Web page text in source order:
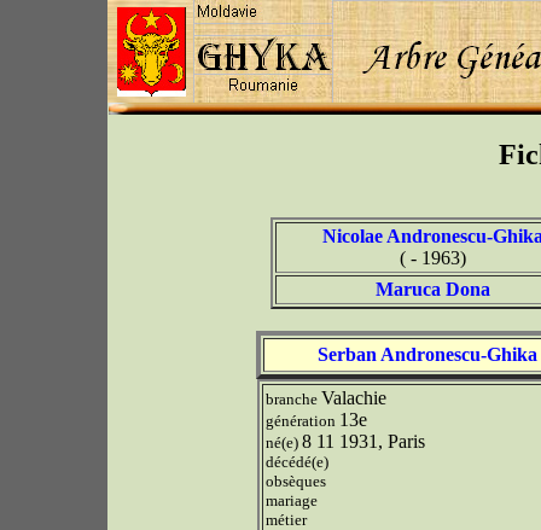
Nicolae Andronescu-
( - 1963)
Maruca Dona
Serban Andronescu-Ghika
branche Valachie
génération 13e
né(e) 8 11 1931, Paris
décédé(e)
obsèques
mariage
métier